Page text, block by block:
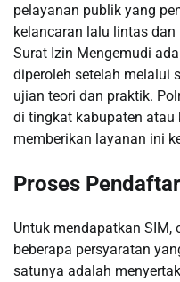
pelayanan publik yang
kelancaran lalu lintas
Surat Izin Mengemudi
diperoleh setelah melalui
ujian teori dan praktik.
di tingkat kabupaten
memberikan layanan ini
Proses
Untuk mendapatkan SIM,
beberapa persyaratan
satunya adalah